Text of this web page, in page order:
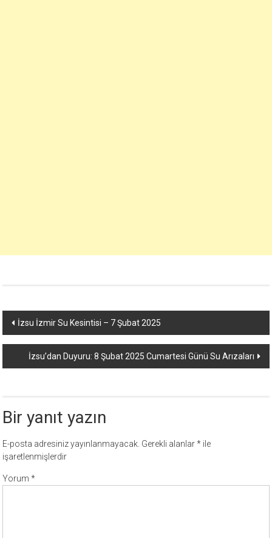
Yazı
dolaşımı
İzsu İzmir Su Kesintisi – 7 Şubat 2025
İzsu’dan Duyuru: 8 Şubat 2025 Cumartesi Günü Su Arızaları
Bir yanıt yazın
E-posta adresiniz yayınlanmayacak. Gerekli alanlar* ile
işaretlenmişlerdir
Yorum*